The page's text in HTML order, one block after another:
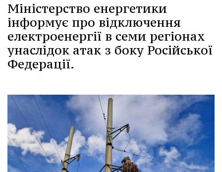
Міністерство енергетики
інформує про відключення
електроенергії в семи регіонах
унаслідок атак з боку Російської
Федерації.